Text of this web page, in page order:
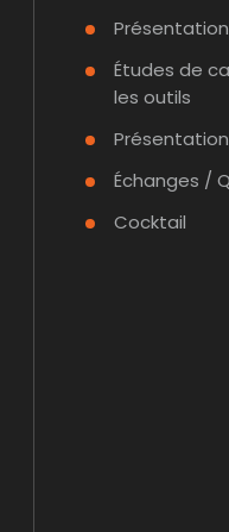
Présentation
Études de
les outils
Présentation
Échanges /
Cocktail